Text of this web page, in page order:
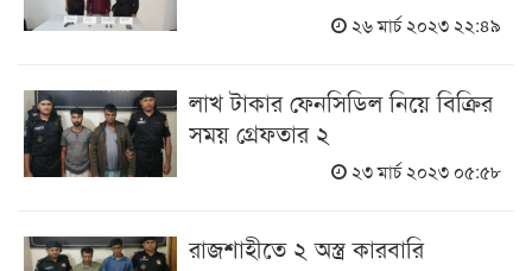
২৬ মার্চ ২০২৩ ২২:৪৯
লাখ টাকার ফেনসিডিল নিয়ে বিক্রির
সময় গ্রেফতার ২
২৩ মার্চ ২০২৩ ০৫:৫৮
রাজশাহীতে ২ অস্ত্র কারবারি